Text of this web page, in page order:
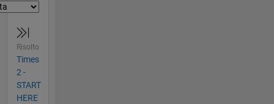
Risolto
Times
2 -
START
HERE